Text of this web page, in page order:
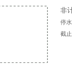
非
停
截